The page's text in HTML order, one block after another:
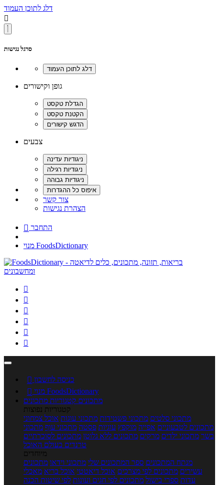
דלג לתוכן העמוד

סרגל נגישות
גופן וקישורים
צבעים
צור קשר
הצהרת נגישות
 התחבר
מנוי FoodsDictionary






 כניסה לחשבון

מנוי FoodsDictionary
מתכונים קטגוריות מתכונים
קטגוריות נפוצות
מתכוני סלטים מתכוני פשטידות מתכוני עוגות אוכל צמחוני
מתכונים לטבעוניים אפייה מוקפץ עוגיות פסטה מתכוני עוף מתכוני
בשר מתכוני ילדים מרקים מתכונים ללא גלוטן מתכונים לסוכרתיים
טרנדים בעולם האוכל
מיוחדים
מנתח המתכונים ספר המתכונים שלי מתכוני וידאו מתכונים
עשירים מתכונים לפי מצרכים אוכל דיאטטי אוכל בריא מאכלי
עדות ספרי בישול מתכונים לפי חגים ועונות לפי שיטות הכנה